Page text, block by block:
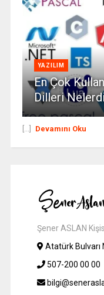
YAZILIM
En Çok
Dilleri
Devamını Oku
Şener ASLAN
Atatürk Bulvarı
507-200 00 00